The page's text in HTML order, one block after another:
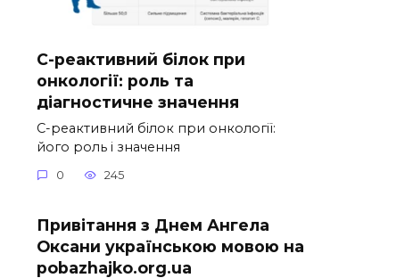
С-реактивний білок при
онкології: роль та
діагностичне значення
С-реактивний білок при онкології:
його роль і значення
0 245
Привітання з Днем Ангела
Оксани українською мовою на
pobazhajko.org.ua